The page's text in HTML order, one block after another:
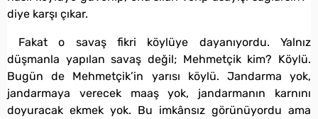
diye karşı çıkar.
Fakat o savaş fikri köylüye dayanıyordu. Yalnız
düşmanla yapılan savaş değil; Mehmetçik kim? Köylü.
Bugün de Mehmetçik’in yarısı köylü. Jandarma yok,
jandarmaya verecek maaş yok, jandarmanın karnını
doyuracak ekmek yok. Bu imkânsız görünüyordu ama